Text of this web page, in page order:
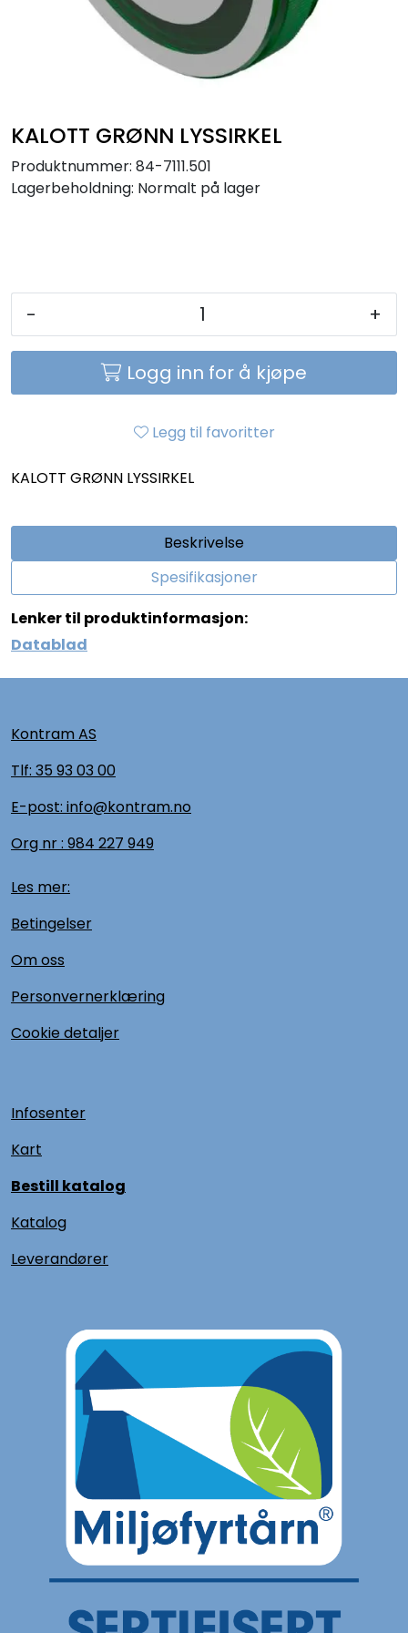
KALOTT GRØNN LYSSIRKEL
Produktnummer: 84-7111.501
Lagerbeholdning: Normalt på lager
- +
Logg inn for å kjøpe
Legg til favoritter
KALOTT GRØNN LYSSIRKEL
Beskrivelse
Spesifikasjoner
Lenker til produktinformasjon:
Datablad
Kontram AS
Tlf: 35 93 03 00
E-post: info@kontram.no
Org nr : 984 227 949
Les mer:
Betingelser
Om oss
Personvernerklæring
Cookie detaljer
Infosenter
Kart
Bestill katalog
Katalog
Leverandører